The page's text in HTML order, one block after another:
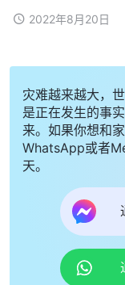
2022年8月20日
灾难越来越大，
是正在发生的事
来。如果你想和
WhatsApp或者
天。